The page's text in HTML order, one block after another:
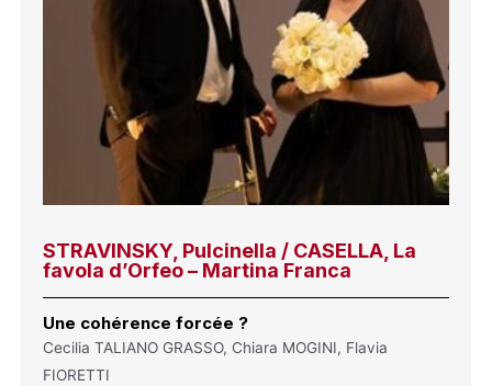
STRAVINSKY, Pulcinella / CASELLA, La
favola d’Orfeo – Martina Franca
Une cohérence forcée ?
Cecilia TALIANO GRASSO, Chiara MOGINI, Flavia
FIORETTI